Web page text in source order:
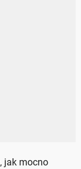
jak mocno